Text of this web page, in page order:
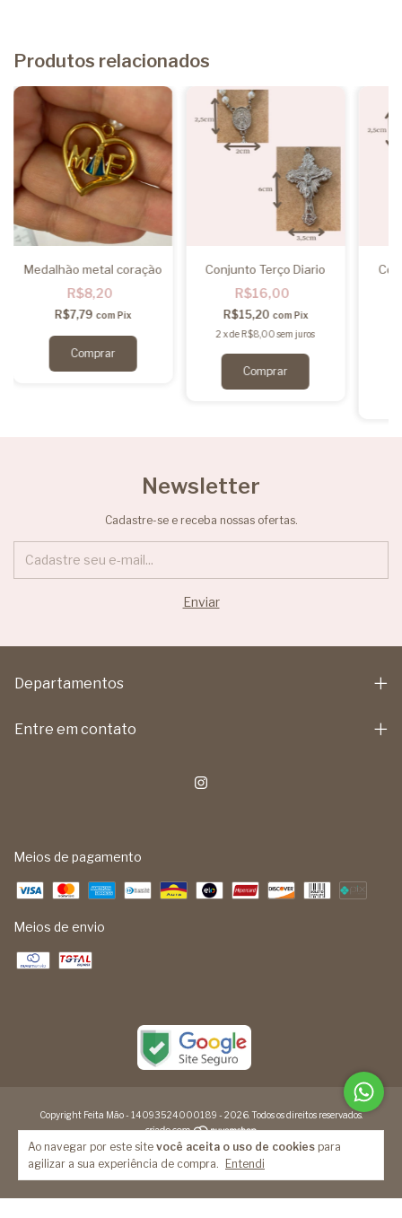
Ao navegar por este site você aceita o uso de cookies para
agilizar a sua experiência de compra.
Entendi
Produtos relacionados
Medalhão metal coração
R$8,20
R$7,79 com Pix
Conjunto Terço Diario
R$16,00
R$15,20 com Pix
2 xdeR$8,00 sem juros
Newsletter
Cadastre-se e receba nossas ofertas.
Departamentos
Entre em contato
Meios de pagamento
Meios de envio
Copyright Feita Mão - 14093524000189 - 2026. Todos os direitos reservados.